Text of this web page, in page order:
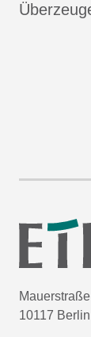
10117 Berlin